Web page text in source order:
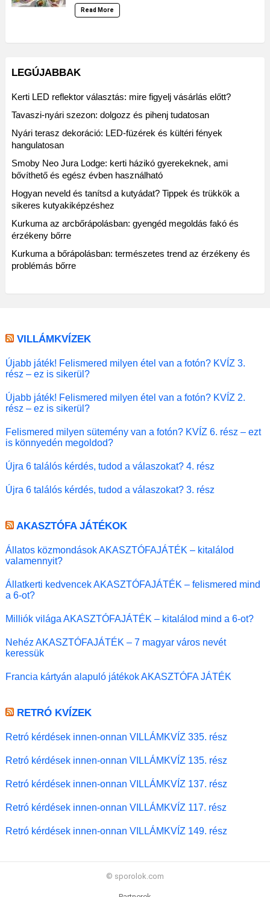
Read More
LEGÚJABBAK
Kerti LED reflektor választás: mire figyelj vásárlás előtt?
Tavaszi-nyári szezon: dolgozz és pihenj tudatosan
Nyári terasz dekoráció: LED-füzérek és kültéri fények
hangulatosan
Smoby Neo Jura Lodge: kerti házikó gyerekeknek, ami
bővíthető és egész évben használható
Hogyan neveld és tanítsd a kutyádat? Tippek és trükkök a
sikeres kutyakiképzéshez
Kurkuma az arcbőrápolásban: gyengéd megoldás fakó és
érzékeny bőrre
Kurkuma a bőrápolásban: természetes trend az érzékeny és
problémás bőrre
VILLÁMKVÍZEK
Újabb játék! Felismered milyen étel van a fotón? KVÍZ 3.
rész – ez is sikerül?
Újabb játék! Felismered milyen étel van a fotón? KVÍZ 2.
rész – ez is sikerül?
Felismered milyen sütemény van a fotón? KVÍZ 6. rész – ezt
is könnyedén megoldod?
Újra 6 találós kérdés, tudod a válaszokat? 4. rész
Újra 6 találós kérdés, tudod a válaszokat? 3. rész
AKASZTÓFA JÁTÉKOK
Állatos közmondások AKASZTÓFAJÁTÉK – kitalálod
valamennyit?
Állatkerti kedvencek AKASZTÓFAJÁTÉK – felismered mind
a 6-ot?
Milliók világa AKASZTÓFAJÁTÉK – kitalálod mind a 6-ot?
Nehéz AKASZTÓFAJÁTÉK – 7 magyar város nevét
keressük
Francia kártyán alapuló játékok AKASZTÓFA JÁTÉK
RETRÓ KVÍZEK
Retró kérdések innen-onnan VILLÁMKVÍZ 335. rész
Retró kérdések innen-onnan VILLÁMKVÍZ 135. rész
Retró kérdések innen-onnan VILLÁMKVÍZ 137. rész
Retró kérdések innen-onnan VILLÁMKVÍZ 117. rész
Retró kérdések innen-onnan VILLÁMKVÍZ 149. rész
© sporolok.com